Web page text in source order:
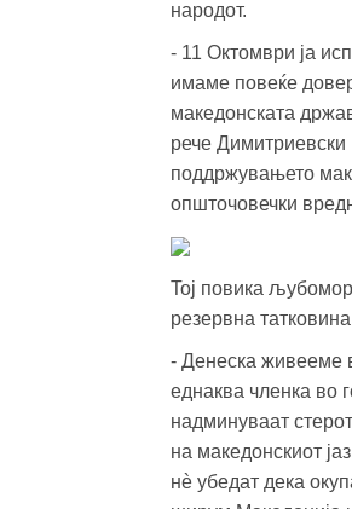
народот.
- 11 Октомври ја
имаме повеќе
македонската
рече Димитриевски
поддржувањето
општочовечки
Toj повика
резервна
- Денеска живееме
еднаква членка во
надминуваат
на македонскиот
нè убедат дека